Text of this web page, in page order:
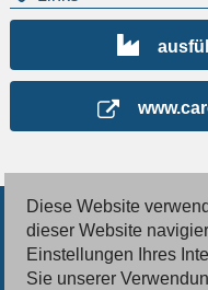
© 2026 Deutsche
Inserieren
Diese Website
dieser Website
Einstellungen Ihres
Sie unserer